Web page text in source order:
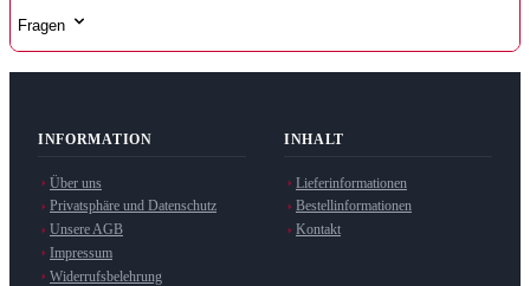
Fragen
INFORMATION
Über uns
Privatsphäre und Datenschutz
Unsere AGB
Impressum
Widerrufsbelehrung
INHALT
Lieferinformationen
Bestellinformationen
Kontakt